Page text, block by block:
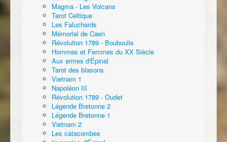
Magma - Les Volcans
Tarot Celtique
Les Faluchards
Mémorial de Caen
Révolution 1789 - Bouboulis
Hommes et Femmes du XX Siècle
Aux armes d'Épinal
Tarot des blasons
Vietnam 1
Napoléon III
Révolution 1789 - Oudet
Légende Bretonne 2
Légende Bretonne 1
Vietnam 2
Les catacombes